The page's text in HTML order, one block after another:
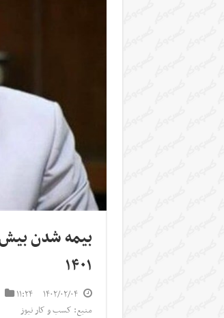
۱۴۰۱
۱۴۰۲/۰۲/۰۴ ۱۱:۲۴
منبع: کسب و کار نیوز